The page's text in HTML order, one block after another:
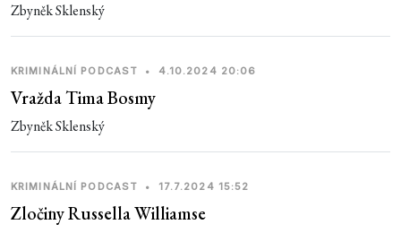
Zbyněk Sklenský
KRIMINÁLNÍ PODCAST • 4.10.2024 20:06
Vražda Tima Bosmy
Zbyněk Sklenský
KRIMINÁLNÍ PODCAST • 17.7.2024 15:52
Zločiny Russella Williamse